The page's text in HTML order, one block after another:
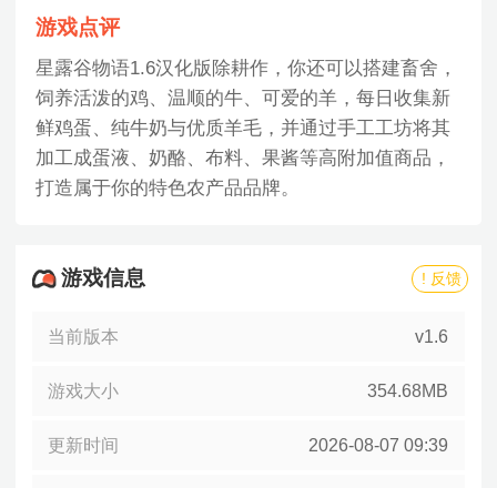
游戏点评
星露谷物语1.6汉化版除耕作，你还可以搭建畜舍，
饲养活泼的鸡、温顺的牛、可爱的羊，每日收集新
鲜鸡蛋、纯牛奶与优质羊毛，并通过手工工坊将其
加工成蛋液、奶酪、布料、果酱等高附加值商品，
打造属于你的特色农产品品牌。
游戏信息 ! 反馈
当前版本 v1.6
游戏大小 354.68MB
更新时间 2026-08-07 09:39